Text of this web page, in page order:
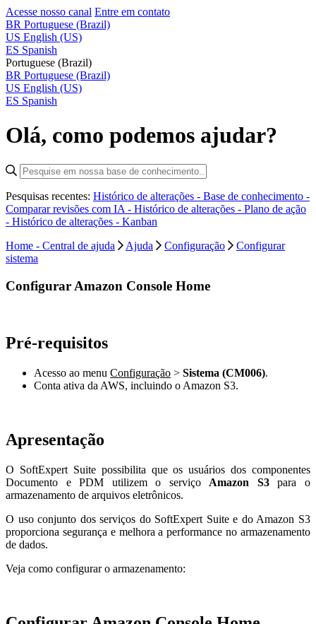
Acesse nosso canal Entre em contato
BR Portuguese (Brazil)
US English (US)
ES Spanish
Portuguese (Brazil)
BR Portuguese (Brazil)
US English (US)
ES Spanish
Olá, como podemos ajudar?
Pesquisas recentes: Histórico de alterações - Base de conhecimento -
Comparar revisões com IA - Histórico de alterações - Plano de ação
- Histórico de alterações - Kanban
Home - Central de ajuda
Ajuda Configuração
Configurar
sistema
Configurar Amazon Console Home
Pré-requisitos
Acesso ao menu Configuração > Sistema (CM006).
Conta ativa da AWS, incluindo o Amazon S3.
Apresentação
O SoftExpert Suite possibilita que os usuários dos componentes
Documento e PDM utilizem o serviço Amazon S3para o
armazenamento de arquivos eletrônicos.
O uso conjunto dos serviços do SoftExpert Suite e do Amazon S3
proporciona segurança e melhora a performance no armazenamento
de dados.
Veja como configurar o armazenamento: